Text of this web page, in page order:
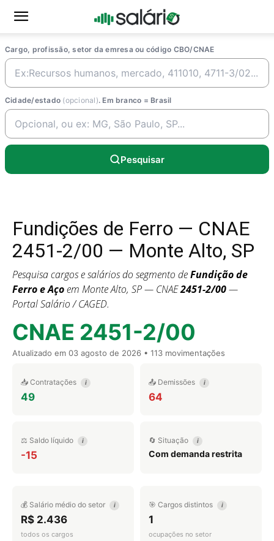
Cargo, profissão, setor da emresa ou código CBO/CNAE
Cidade/estado (opcional). Em branco = Brasil
Pesquisar
Fundições de Ferro — CNAE
2451-2/00 — Monte Alto, SP
Pesquisa cargos e salários do segmento deFundição de
Ferro e Açoem Monte Alto, SP — CNAE2451-2/00—
Portal Salário / CAGED.
CNAE 2451-2/00
Atualizado em 03 agosto de 2026 • 113 movimentações
📥 Contratações i
49
📤 Demissões i
64
⚖️ Saldo líquido i
-15
🔄 Situação i
Com demanda restrita
💰 Salário médio do setor i
R$ 2.436
todos os cargos
🎯 Cargos distintos i
1
ocupações no setor